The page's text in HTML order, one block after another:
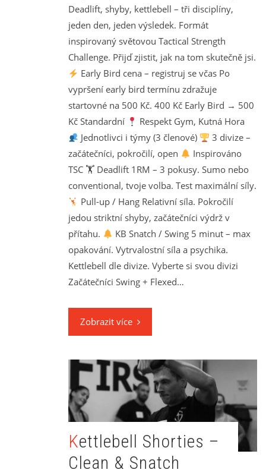
Deadlift, shyby, kettlebell – tři disciplíny,
jeden den, jeden výsledek. Formát
inspirovaný světovou Tactical Strength
Challenge. Přijď zjistit, jak na tom skutečně jsi.
Early Bird cena – registruj se včas Po
vypršení early bird termínu zdražuje
startovné na 500 Kč. 400 Kč Early Bird → 500
Kč Standardní
Respekt Gym, Kutná Hora
Jednotlivci i týmy (3 členové)
3 divize –
začátečníci, pokročilí, open
Inspirováno
TSC 🏋 Deadlift 1RM – 3 pokusy. Sumo nebo
conventional, tvoje volba. Test maximální síly.
Pull-up / Hang Relativní síla. Pokročilí
jedou striktní shyby, začátečníci výdrž v
přítahu.
KB Snatch / Swing 5 minut – max
opakování. Vytrvalostní síla a psychika.
Kettlebell dle divize. Vyberte si svou divizi
Začátečníci Swing + Flexed…
Zobrazit více
Kettlebell Shorties –
Clean & Snatch